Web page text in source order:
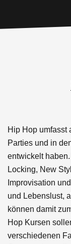
Hip Hop umfasst
Parties und in
entwickelt
Locking, New
Improvisation
und Lebenslust,
können damit
Hop Kursen
verschiedenen